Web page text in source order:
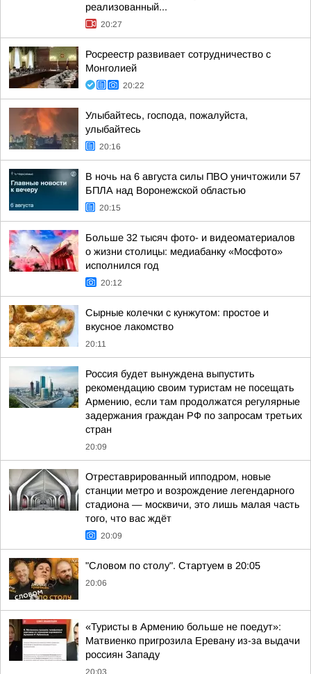
реализованный...
20:27
Росреестр развивает сотрудничество с
Монголией
20:22
Улыбайтесь, господа, пожалуйста,
улыбайтесь
20:16
В ночь на 6 августа силы ПВО уничтожили 57
БПЛА над Воронежской областью
20:15
Больше 32 тысяч фото- и видеоматериалов
о жизни столицы: медиабанку «Мосфото»
исполнился год
20:12
Сырные колечки с кунжутом: простое и
вкусное лакомство
20:11
Россия будет вынуждена выпустить
рекомендацию своим туристам не посещать
Армению, если там продолжатся регулярные
задержания граждан РФ по запросам третьих
стран
20:09
Отреставрированный ипподром, новые
станции метро и возрождение легендарного
стадиона — москвичи, это лишь малая часть
того, что вас ждёт
20:09
"Словом по столу". Стартуем в 20:05
20:06
«Туристы в Армению больше не поедут»:
Матвиенко пригрозила Еревану из-за выдачи
россиян Западу
20:03